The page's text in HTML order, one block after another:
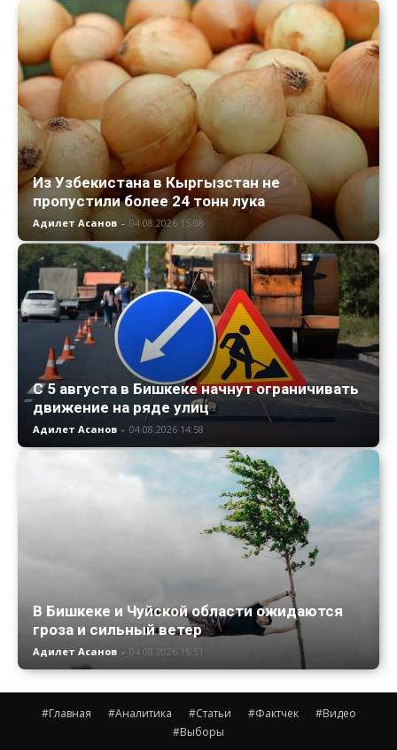
Из Узбекистана в Кыргызстан не
пропустили более 24 тонн лука
Адилет Асанов - 04.08.2026 15:08
С 5 августа в Бишкеке начнут ограничивать
движение на ряде улиц
Адилет Асанов - 04.08.2026 14:58
В Бишкеке и Чуйской области ожидаются
гроза и сильный ветер
Адилет Асанов - 04.08.2026 15:51
#Главная #Аналитика #Статьи #Фактчек
#Видео
#Выборы